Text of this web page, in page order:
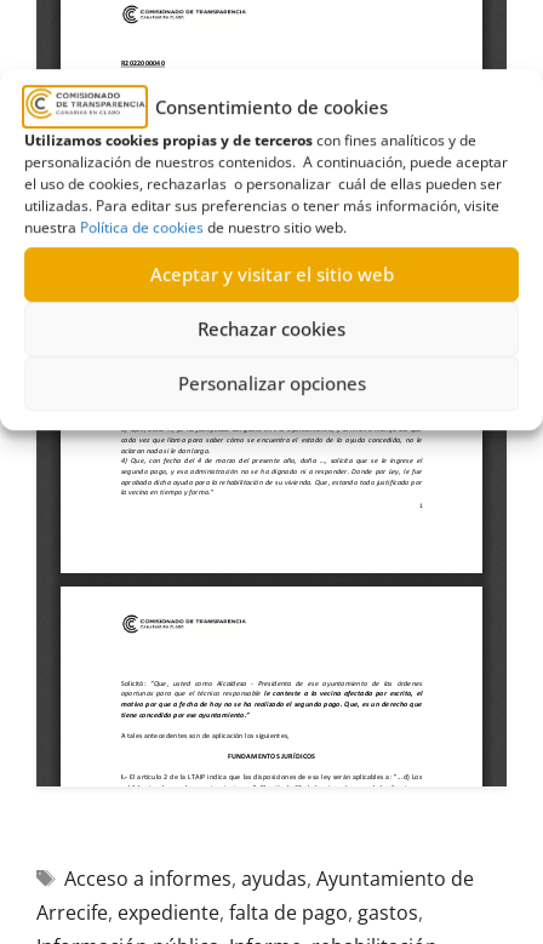
Consentimiento de cookies
Utilizamos cookies propias y de terceroscon fines analíticos y de
personalización de nuestros contenidos. A continuación, puede aceptar
el uso de cookies, rechazarlas o personalizar cuál de ellas pueden ser
utilizadas. Para editar sus preferencias o tener más información, visite
nuestra Política de cookiesde nuestro sitio web.
Aceptar y visitar el sitio web
Rechazar cookies
Personalizar opciones
Acceso a informes, ayudas, Ayuntamiento de
Arrecife, expediente, falta de pago, gastos,